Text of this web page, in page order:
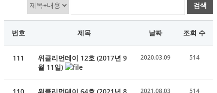
검색
번호 제목 날짜 조회 수
111
위클리먼데이 12호 (2017년 9
월 11일)
2020.03.09 514
2021.08.03 514